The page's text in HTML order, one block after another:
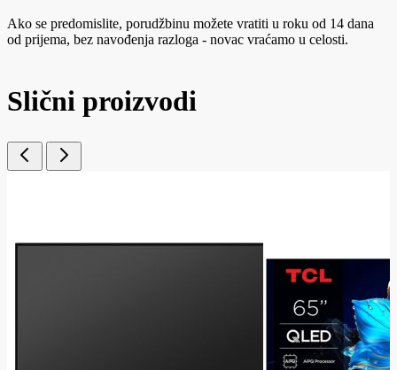
Ako se predomislite, porudžbinu možete vratiti u roku od 14 dana
od prijema, bez navođenja razloga - novac vraćamo u celosti.
Slični proizvodi